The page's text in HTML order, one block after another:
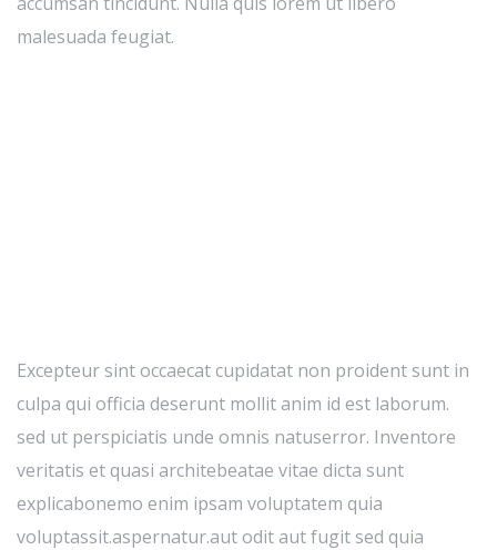
malesuada feugiat.
Excepteur sint occaecat cupidatat non proident sunt in
culpa qui officia deserunt mollit anim id est laborum.
sed ut perspiciatis unde omnis natuserror. Inventore
veritatis et quasi architebeatae vitae dicta sunt
explicabonemo enim ipsam voluptatem quia
voluptassit.aspernatur.aut odit aut fugit sed quia